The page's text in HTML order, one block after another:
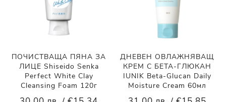
ПОЧИСТВАЩА ПЯНА ЗА
ЛИЦЕ Shiseido Senka
Perfect White Clay
Cleansing Foam 120г
ДНЕВЕН ОВЛАЖНЯВАЩ
КРЕМ С БЕТА-ГЛЮКАН
IUNIK Beta-Glucan Daily
Moisture Cream 60мл